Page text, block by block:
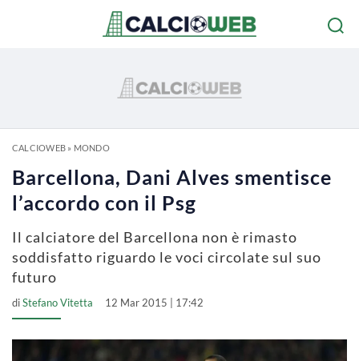
CALCIOWEB» MONDO
Barcellona, Dani Alves smentisce
l’accordo con il Psg
Il calciatore del Barcellona non è rimasto
soddisfatto riguardo le voci circolate sul suo
futuro
diStefano Vitetta 12 Mar 2015 | 17:42